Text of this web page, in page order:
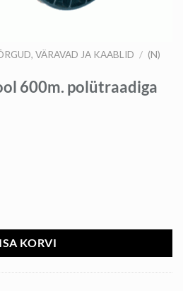
VÄRAVAD JA KAABLID / (N)
600m. polütraadiga
KORVI